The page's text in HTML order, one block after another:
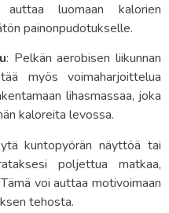
auttaa luomaan kalorien
painonpudotukselle.
: Pelkän aerobisen liikunnan
myös voimaharjoittelua
lihasmassaa, joka
kaloreita levossa.
kuntopyörän näyttöä tai
poljettua matkaa,
voi auttaa motivoimaan
tehosta.